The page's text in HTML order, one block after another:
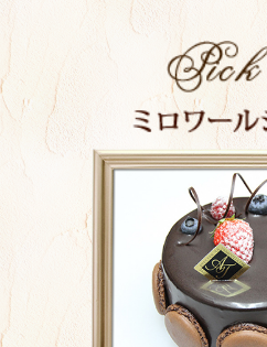
2/5（木）から通常通り営業さ
ろしくお願い致します。
2025.11.25
【年末年始の営業のお知らせ】
12/28（日）～1/6（火）は通
ます。
12/31（水）～1/4（日）の営
10：00～18：00となりますの
始も営業しておりますので、
い。
【12月の営業のお知らせ】
12/24（水）・25（木）はクリ
ただきます。